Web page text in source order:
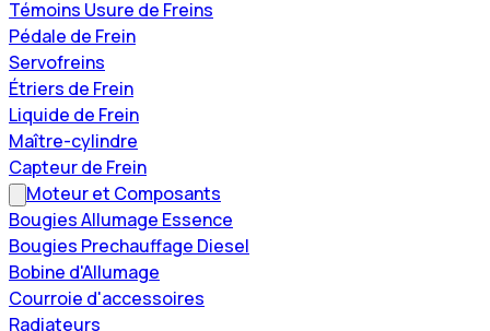
Témoins Usure de Freins
Pédale de Frein
Servofreins
Étriers de Frein
Liquide de Frein
Maître-cylindre
Capteur de Frein
Moteur et Composants
Bougies Allumage Essence
Bougies Prechauffage Diesel
Bobine d'Allumage
Courroie d'accessoires
Radiateurs